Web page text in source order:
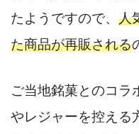
たようですので、 人
た商品が再販される
ご当地銘菓とのコラ
やレジャーを控える